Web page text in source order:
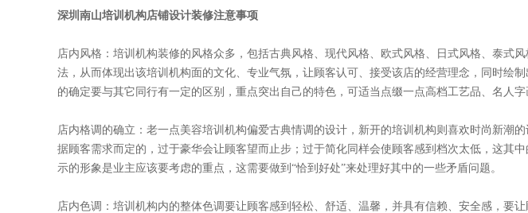
深圳南山培训机构店铺设计装修注意事项
店内风格： 培训机构装修的风格众多，包括古典风格、现代风格、欧式风格、日式风格、泰式
法，从而体现出该培训机构面的文化、专业气氛，让顾客认可、接受该店的经营理念，同时绘
的确定要与其它同行有一定的区别，重点突出自己的特色，可适当点缀一点高档工艺品、名人字
店内格调的确立：老一点美容培训机构偏爱古典情调的设计，新开的培训机构则喜欢时尚新潮
据顾客需求而定的，过于豪华会让顾客望而止步；过于简化同样会使顾客感到档次太低，这其
示的形象是业主应该要考虑的重点，这需要做到“恰到好处”来处理好其中的一些矛盾问题。
店内色调：培训机构内的整体色调要让顾客感到轻松、舒适、温馨，并具有信赖、安全感，要